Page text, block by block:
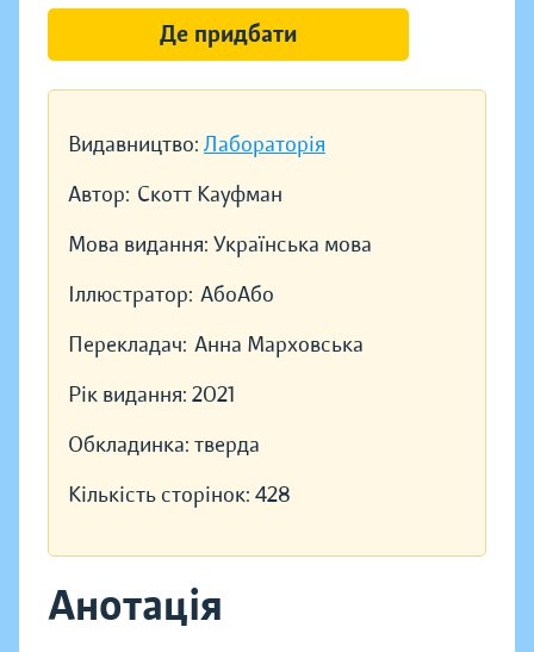
Видавництво: Лабораторія
Автор: Скотт Кауфман
Мова видання: Українська мова
Іллюстратор: АбоАбо
Перекладач: Анна Марховська
Рік видання: 2021
Обкладинка: тверда
Кількість сторінок: 428
Анотація
Де придбати